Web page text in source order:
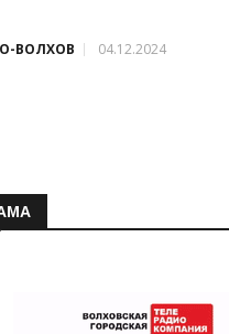
детского сада